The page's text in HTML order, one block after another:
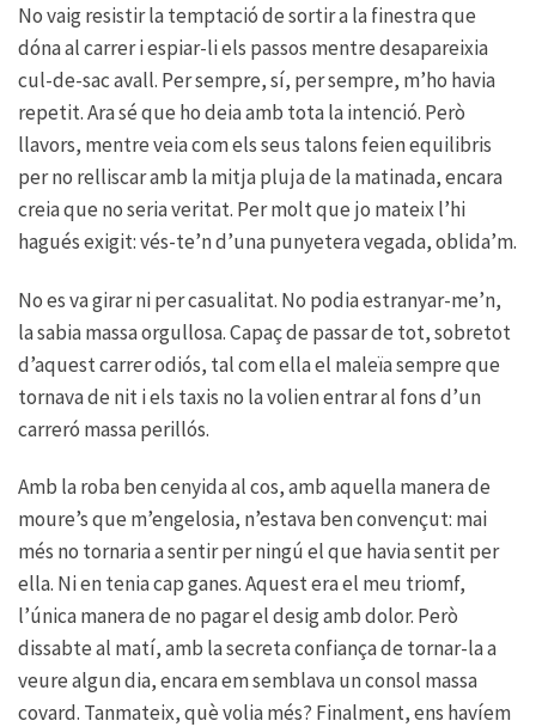
No vaig resistir la temptació de sortir a la finestra que
dóna al carrer i espiar-li els passos mentre desapareixia
cul-de-sac avall. Per sempre, sí, per sempre, m’ho havia
repetit. Ara sé que ho deia amb tota la intenció. Però
llavors, mentre veia com els seus talons feien equilibris
per no relliscar amb la mitja pluja de la matinada, encara
creia que no seria veritat. Per molt que jo mateix l’hi
hagués exigit: vés-te’n d’una punyetera vegada, oblida’m.
No es va girar ni per casualitat. No podia estranyar-me’n,
la sabia massa orgullosa. Capaç de passar de tot, sobretot
d’aquest carrer odiós, tal com ella el maleïa sempre que
tornava de nit i els taxis no la volien entrar al fons d’un
carreró massa perillós.
Amb la roba ben cenyida al cos, amb aquella manera de
moure’s que m’engelosia, n’estava ben convençut: mai
més no tornaria a sentir per ningú el que havia sentit per
ella. Ni en tenia cap ganes. Aquest era el meu triomf,
l’única manera de no pagar el desig amb dolor. Però
dissabte al matí, amb la secreta confiança de tornar-la a
veure algun dia, encara em semblava un consol massa
covard. Tanmateix, què volia més? Finalment, ens havíem